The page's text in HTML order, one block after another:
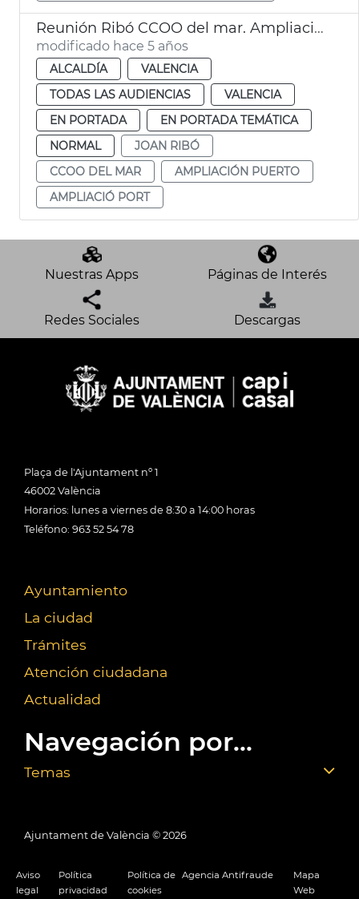
Reunión Ribó CCOO del mar. Ampliació Port
modificado hace 5 años
ALCALDÍA
VALENCIA
TODAS LAS AUDIENCIAS
VALENCIA
EN PORTADA
EN PORTADA TEMÁTICA
NORMAL
JOAN RIBÓ
CCOO DEL MAR
AMPLIACIÓN PUERTO
AMPLIACIÓ PORT
Nuestras Apps Páginas de Interés
Redes Sociales Descargas
Plaça de l'Ajuntament nº 1
46002 València
Horarios: lunes a viernes de 8:30 a 14:00 horas
Teléfono: 963 52 54 78
Ayuntamiento
La ciudad
Trámites
Atención ciudadana
Actualidad
Navegación por...
Temas
Ajuntament de València © 2026
Aviso
legal
Política
privacidad
Política de
cookies
Agencia Antifraude
Mapa
Web